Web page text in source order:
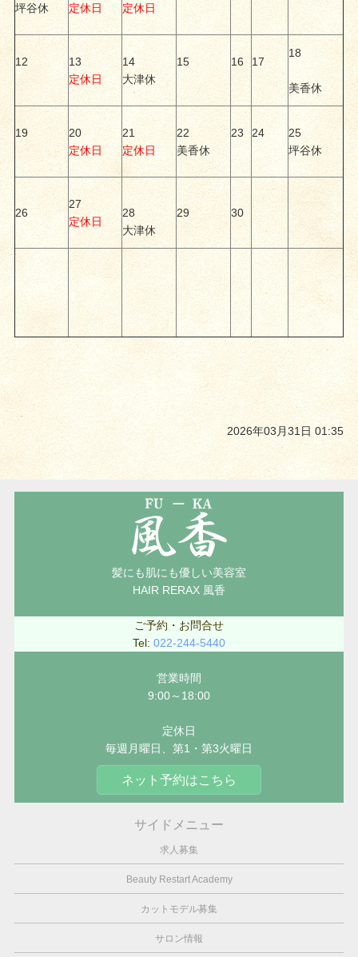
坪谷休
定休日
定休日
12
13
定休日
14
大津休
15 16 17
18
美香休
19
20
定休日
21
定休日
22
美香休
23 24
25
坪谷休
26
27
定休日
28
大津休
29 30
2026年03月31日 01:35
髪にも肌にも優しい美容室
HAIR RERAX 風香
ご予約・お問合せ
Tel: 022-244-5440
営業時間
9:00～18:00
定休日
毎週月曜日、第1・第3火曜日
ネット予約はこちら
サイドメニュー
求人募集
Beauty Restart Academy
カットモデル募集
サロン情報